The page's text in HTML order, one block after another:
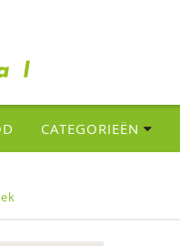
CATEGORIEËN